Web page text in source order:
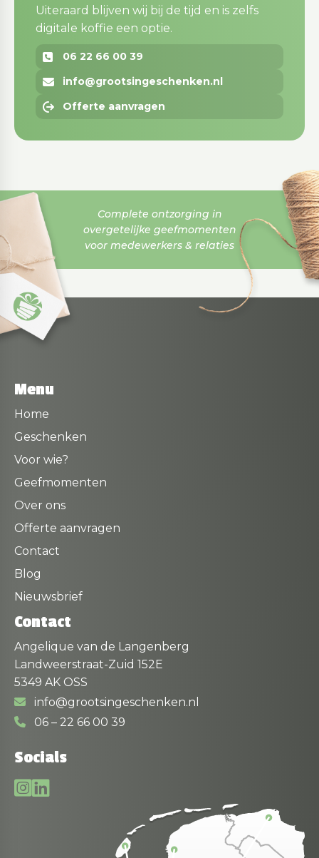
Uiteraard blijven wij bij de tijd en is zelfs
digitale koffie een optie.
06 22 66 00 39
info@grootsingeschenken.nl
Offerte aanvragen
Complete ontzorging in
overgetelijke geefmomenten
voor medewerkers & relaties
Menu
Home
Geschenken
Voor wie?
Geefmomenten
Over ons
Offerte aanvragen
Contact
Blog
Nieuwsbrief
Contact
Angelique van de Langenberg
Landweerstraat-Zuid 152E
5349 AK OSS
info@grootsingeschenken.nl
06 – 22 66 00 39
Socials